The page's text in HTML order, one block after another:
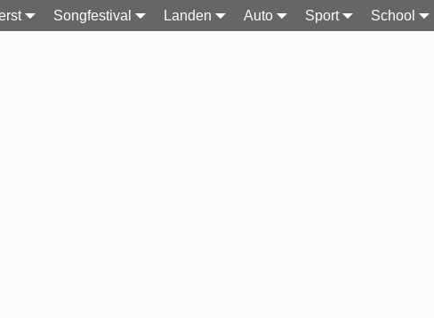
Songfestival Landen Auto Sport School